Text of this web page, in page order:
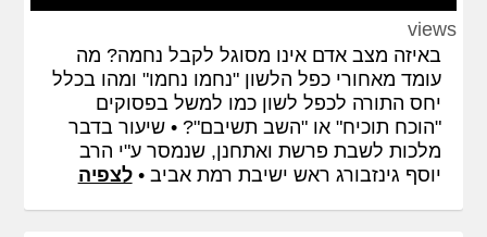
Play Mute Settings PIPEnter
fullscreen
views
באיזה מצב אדם אינו מסוגל לקבל נחמה? מה
עומד מאחורי כפל הלשון "נחמו נחמו" ומהו בכלל
יחס התורה לכפל לשון כמו למשל בפסוקים
"הוכח תוכיח" או "השב תשיבם"? • שיעור בדבר
מלכות לשבת פרשת ואתחנן, שנמסר ע"י הרב
יוסף גינזבורג ראש ישיבת רמת אביב •לצפיה